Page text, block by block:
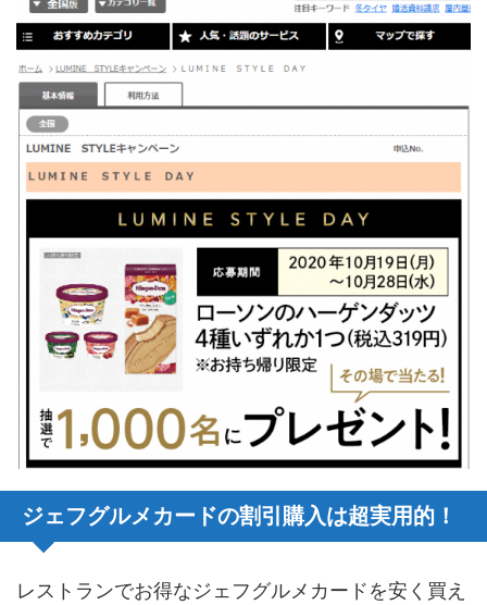
ジェフグルメカードの割引購入は超実用的！
レストランでお得なジェフグルメカードを安く買え